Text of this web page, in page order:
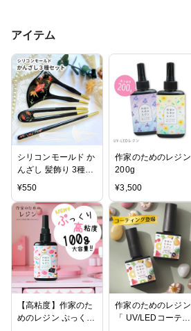
アイテム
シリコンモールド か
んざし 髪飾り 3種セ
ット
¥550
作家のためのレジン
200g
¥3,500
【高粘度】作家のた
めのレジン ぷっくり
作家のためのレジン
「 UV/LEDコーティ